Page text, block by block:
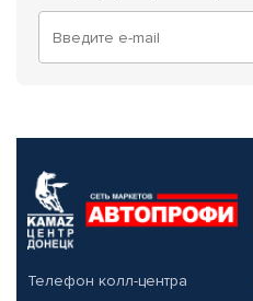
Телефон колл-центра